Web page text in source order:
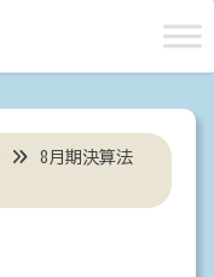
8月期決算法